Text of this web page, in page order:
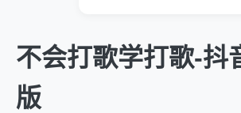
不会打歌学打歌-抖
版